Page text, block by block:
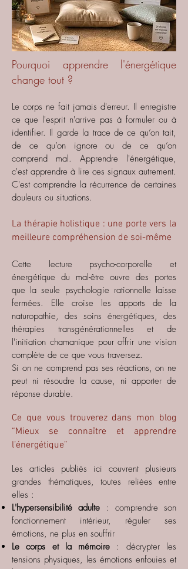
Pourquoi apprendre l'énergétique
change tout ?
Le corps ne fait jamais d'erreur. Il enregistre
ce que l'esprit n'arrive pas à formuler ou à
identifier. Il garde la trace de ce qu’on tait,
de ce qu’on ignore ou de ce qu’on
comprend mal. Apprendre l'énergétique,
c'est apprendre à lire ces signaux autrement.
C'est comprendre la récurrence de certaines
douleurs ou situations.
La thérapie holistique : une porte vers la
meilleure compréhension de soi-même
Cette lecture psycho-corporelle et
énergétique du mal-être ouvre des portes
que la seule psychologie rationnelle laisse
fermées. Elle croise les apports de la
naturopathie, des soins énergétiques, des
thérapies transgénérationnelles et de
l'initiation chamanique pour offrir une vision
complète de ce que vous traversez.
Si on ne comprend pas ses réactions, on ne
peut ni résoudre la cause, ni apporter de
réponse durable.
Ce que vous trouverez dans mon blog
“Mieux se connaître et apprendre
l’énergétique”
Les articles publiés ici couvrent plusieurs
grandes thématiques, toutes reliées entre
elles :
L'hypersensibilité adulte : comprendre son
fonctionnement intérieur, réguler ses
émotions, ne plus en souffrir
Le corps et la mémoire : décrypter les
tensions physiques, les émotions enfouies et